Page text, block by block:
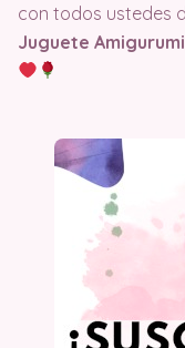
con todos ustedes
Juguete